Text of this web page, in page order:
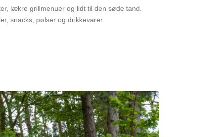
lækre grillmenuer og lidt til den søde tand.
snacks, pølser og drikkevarer.